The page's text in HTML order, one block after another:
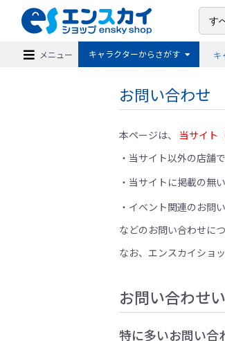
メニュー キャラクターからさがす キ
お問い合わせ
本ページは、 当サイト
当サイト以外の店舗
当サイトに掲載の無
イベント関連のお問
などのお問い合わせにつ
なお、エンスカイショ
お問い合わせ
特に多いお問い合